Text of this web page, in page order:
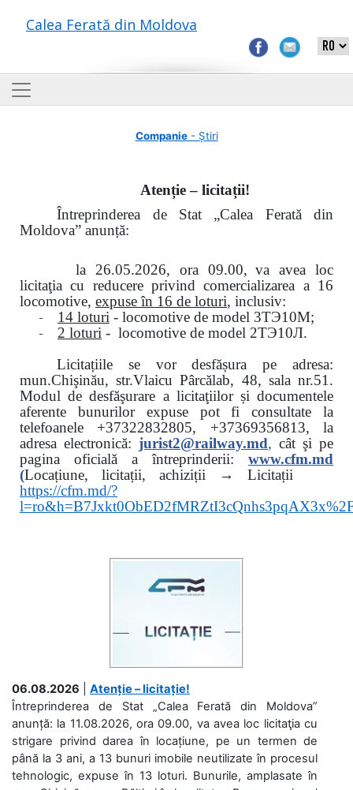
Calea Ferată din Moldova
Companie- Știri
Atenție – licitații!
Întreprinderea de Stat „Calea Ferată din
Moldova” anunță:
la 26.05.2026, ora 09.00, va avea loc
licitaţia cu reducere privind comercializarea a 16
locomotive, expuse în 16 de loturi, inclusiv:
- 14 loturi - locomotive de model 3ТЭ10М;
- 2 loturi - locomotive de model 2ТЭ10Л.
Licitațiile se vor desfășura pe adresa:
mun.Chişinău, str.Vlaicu Pârcălab, 48, sala nr.51.
Modul de desfăşurare a licitaţiilor și documentele
aferente bunurilor expuse pot fi consultate la
telefoanele +37322832805, +37369356813, la
adresa electronică: jurist2@railway.md, cât şi pe
pagina oficială a întreprinderii:
www.cfm.md
(Locațiune, licitații, achiziții → Licitații
https://cfm.md/?
06.08.2026
Atenție – licitație!
Întreprinderea de Stat „Calea Ferată din Moldova”
anunță: la 11.08.2026, ora 09.00, va avea loc licitaţia cu
strigare privind darea în locațiune, pe un termen de
până la 3 ani, a 13 bunuri imobile neutilizate în procesul
tehnologic, expuse în 13 loturi. Bunurile, amplasate în